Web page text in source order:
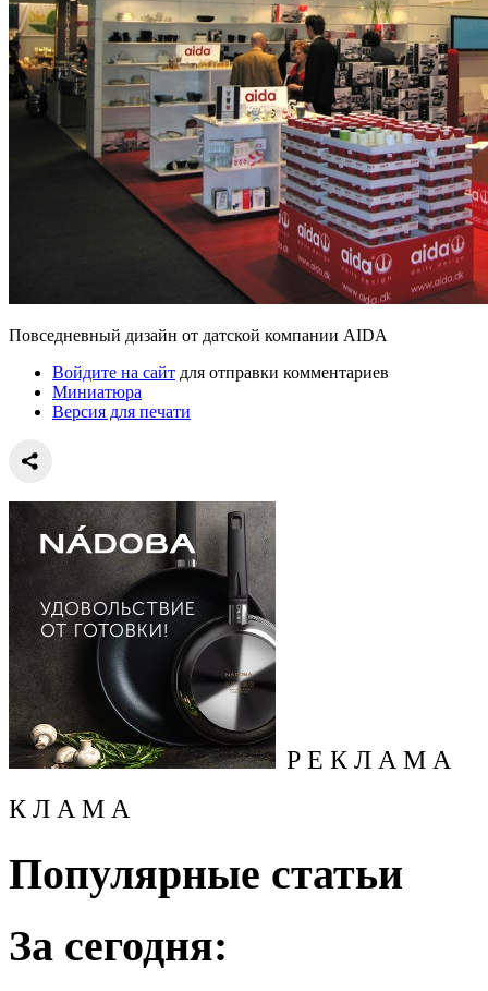
Повседневный дизайн от датской компании AIDA
Войдите на сайт для отправки комментариев
Миниатюра
Версия для печати
Р Е К Л А М А
К Л А М А
Популярные статьи
За сегодня: